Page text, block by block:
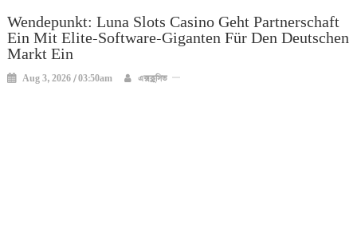
Wendepunkt: Luna Slots Casino Geht Partnerschaft
Ein Mit Elite-Software-Giganten Für Den Deutschen
Markt Ein
Aug 3, 2026 / 03:50am এক্সক্লুসিভ